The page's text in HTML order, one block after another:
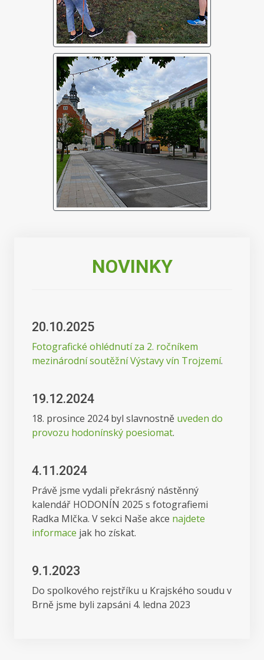
NOVINKY
20.10.2025
Fotografické ohlédnutí za 2. ročníkem
mezinárodní soutěžní Výstavy vín Trojzemí.
19.12.2024
18. prosince 2024 byl slavnostně uveden do
provozu hodonínský poesiomat.
4.11.2024
Právě jsme vydali překrásný nástěnný
kalendář HODONÍN 2025 s fotografiemi
Radka Mlčka. V sekci Naše akce najdete
informace jak ho získat.
9.1.2023
Do spolkového rejstříku u Krajského soudu v
Brně jsme byli zapsáni 4. ledna 2023